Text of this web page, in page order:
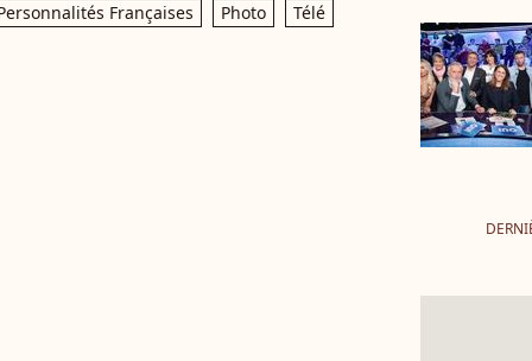
Françaises Photo Télé